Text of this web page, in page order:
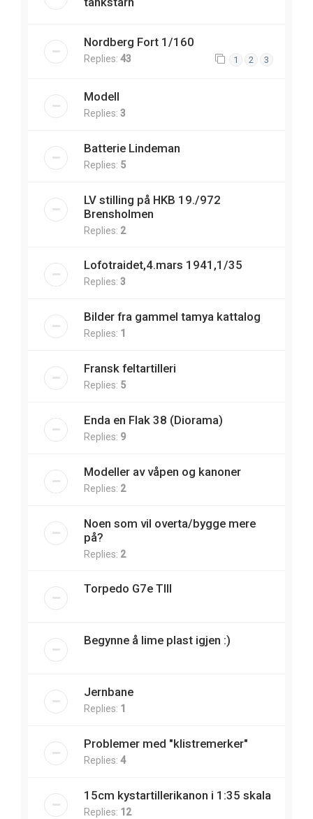
Nordberg Fort 1/160
Replies: 43 1 2 3
Modell
Replies: 3
Batterie Lindeman
Replies: 5
LV stilling på HKB 19./972
Brensholmen
Replies: 2
Lofotraidet,4.mars 1941,1/35
Replies: 3
Bilder fra gammel tamya kattalog
Replies: 1
Fransk feltartilleri
Replies: 5
Enda en Flak 38 (Diorama)
Replies: 9
Modeller av våpen og kanoner
Replies: 2
Noen som vil overta/bygge mere
på?
Replies: 2
Torpedo G7e TIII
Begynne å lime plast igjen :)
Jernbane
Replies: 1
Problemer med "klistremerker"
Replies: 4
15cm kystartillerikanon i 1:35 skala
Replies: 12